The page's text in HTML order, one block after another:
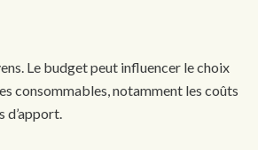
Le budget peut influencer le choix
consommables, notamment les coûts
d’apport.